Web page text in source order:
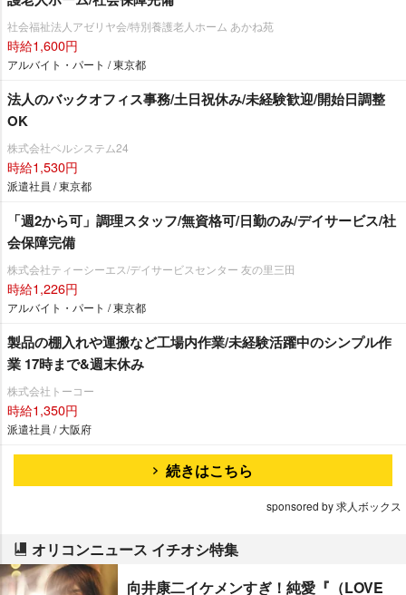
社会福祉法人アゼリヤ会/特別養護老人ホーム あかね苑
時給1,600円
アルバイト・パート / 東京都
法人のバックオフィス事務/土日祝休み/未経験歓迎/開始日調整
OK
株式会社ベルシステム24
時給1,530円
派遣社員 / 東京都
「週2から可」調理スタッフ/無資格可/日勤のみ/デイサービス/社
会保障完備
株式会社ティーシーエス/デイサービスセンター 友の里三田
時給1,226円
アルバイト・パート / 東京都
製品の棚入れや運搬など工場内作業/未経験活躍中のシンプル作
業 17時まで&週末休み
株式会社トーコー
時給1,350円
派遣社員 / 大阪府
続きはこちら
sponsored by 求人ボックス
オリコンニュース イチオシ特集
向井康二イケメンすぎ！純愛『（LOVE